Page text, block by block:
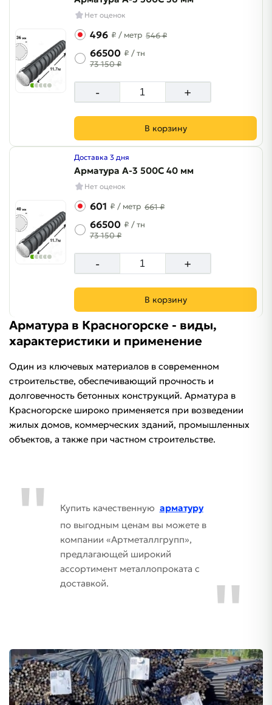
Нет оценок
496 ₽ / метр 546 ₽
66500 ₽ / тн
73 150 ₽
- +
В корзину
Доставка 3 дня
Арматура A-3 500C 40 мм
Нет оценок
601 ₽ / метр 661 ₽
66500 ₽ / тн
73 150 ₽
- +
В корзину
Арматура в Красногорске - виды,
характеристики и применение
Один из ключевых материалов в современном
строительстве, обеспечивающий прочность и
долговечность бетонных конструкций. Арматура в
Красногорске широко применяется при возведении
жилых домов, коммерческих зданий, промышленных
объектов, а также при частном строительстве.
Купить качественную арматуру
по выгодным ценам вы можете в
компании «Артметаллгрупп»,
предлагающей широкий
ассортимент металлопроката с
доставкой.